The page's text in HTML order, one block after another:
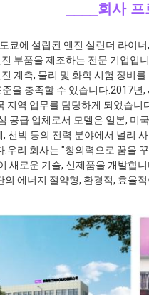
____회사 프
쿄에 설립된 엔진 실린더 라이
부품을 제조하는 전문 기업입
계측, 물리 및 화학 시험 장비
을 충족할 수 있습니다.2017년
지역 업무를 담당하게 되었습니
공급 업체로서 모델은 일본, 미
선박 등의 전력 분야에서 널리
우리 회사는 "창의력으로 꿈을
새로운 기술, 신제품을 개발합
에너지 절약형, 환경적, 효율